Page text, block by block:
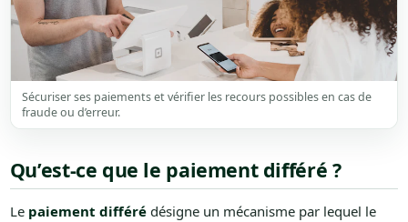
Sécuriser ses paiements et vérifier les recours possibles en cas de
fraude ou d’erreur.
Qu’est-ce que le paiement différé ?
Le paiement différédésigne un mécanisme par lequel le